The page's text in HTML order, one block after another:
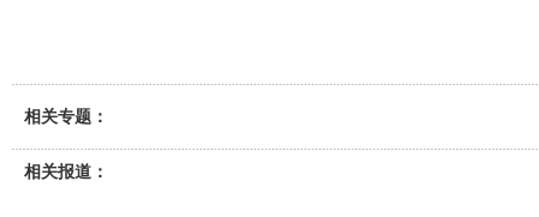
相关专题：
相关报道：